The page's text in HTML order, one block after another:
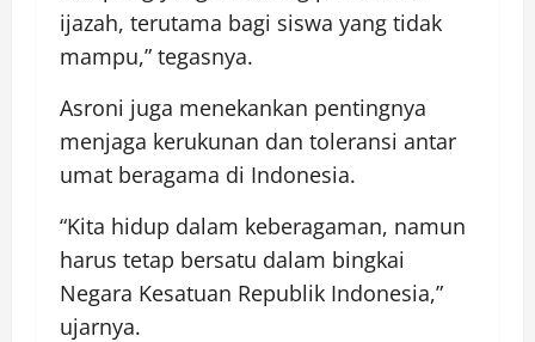
ijazah, terutama bagi siswa yang tidak
mampu,” tegasnya.
Asroni juga menekankan pentingnya
menjaga kerukunan dan toleransi antar
umat beragama di Indonesia.
“Kita hidup dalam keberagaman, namun
harus tetap bersatu dalam bingkai
Negara Kesatuan Republik Indonesia,”
ujarnya.